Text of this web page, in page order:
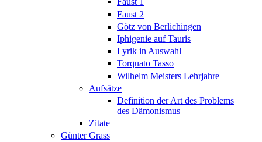
Faust 2
Götz von Berlichingen
Iphigenie auf Tauris
Lyrik in Auswahl
Torquato Tasso
Wilhelm Meisters Lehrjahre
Aufsätze
Definition der Art des Problems
des Dämonismus
Zitate
Günter Grass